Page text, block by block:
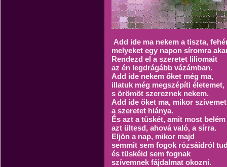
Add ide ma nekem a tiszta,
melyeket egy napon síromra
Rendezd el a szeretet liliomait
az én legdrágább vázámban.
Add ide nekem őket még ma,
illatuk még megszépíti életemet,
s örömöt szereznek nekem.
Add ide őket ma, mikor
a szeretet hiánya.
És azt a tüskét, amit most
azt ültesd, ahová való, a sírra.
Eljön a nap, mikor majd
semmit sem fogok rózsáidról
és tüskéid sem fognak
szívemnek fájdalmat okozni.